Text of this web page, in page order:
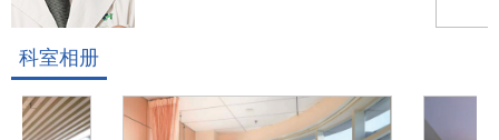
科室相册